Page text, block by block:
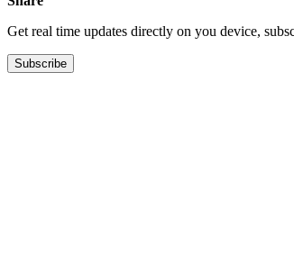
Get real time updates directly on you device,
Subscribe